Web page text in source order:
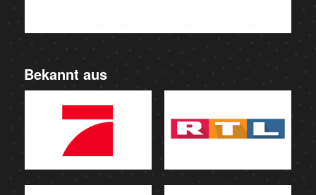
Bekannt aus